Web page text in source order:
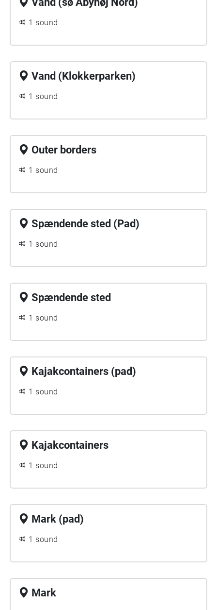
1 sound
Vand (Klokkerparken)
1 sound
Outer borders
1 sound
Spændende sted (Pad)
1 sound
Spændende sted
1 sound
Kajakcontainers (pad)
1 sound
Kajakcontainers
1 sound
Mark (pad)
1 sound
Mark